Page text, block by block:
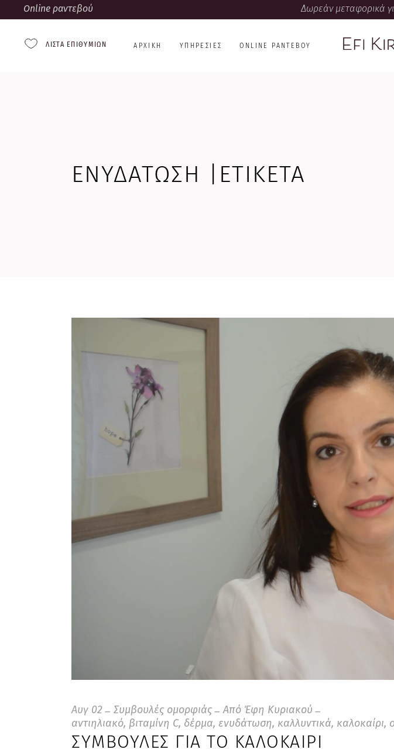
Online ραντεβού Δωρεάν μεταφορικά
ΛΊΣΤΑ ΕΠΙΘΥΜΙΏΝ ΑΡΧΙΚΉ ΥΠΗΡΕΣΊΕΣ ONLINE ΡΑΝΤΕΒΟΎ
ΕΝΥΔΆΤΩΣΗ |ΕΤΙΚΈΤΑ
Αυγ 02 Συμβουλές ομορφιάς Από Έφη Κυριακού
αντιηλιακό, βιταμίνη C, δέρμα, ενυδάτωση, καλλυντικά, καλοκαίρι,
ΣΥΜΒΟΥΛΈΣ ΓΙΑ ΤΟ ΚΑΛΟΚΑΊΡΙ